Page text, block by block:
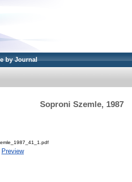
by Journal
Soproni Szemle, 1987
Preview